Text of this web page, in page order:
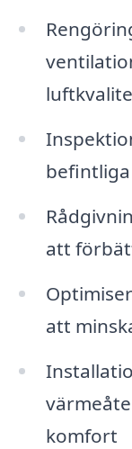
att
att
komfort